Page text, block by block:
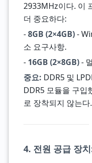
2933MHz이다. 이
더 중요하다:
-8GB (2×4GB)-
소 요구사항.
- 16GB (2×8GB)-
중요: DDR5 및
DDR5 모듈을 구입
로 장착되지 않는다.
4. 전원 공급 장